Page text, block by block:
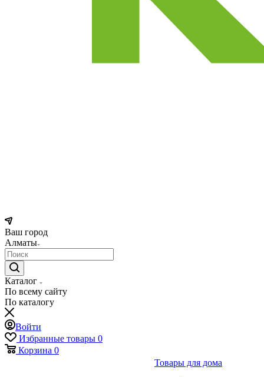
Ваш город
Алматы
Каталог
По всему сайту
По каталогу
Войти
Избранные товары 0
Корзина 0
Товары для дома